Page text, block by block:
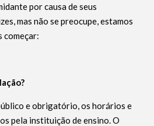
por causa de seus
mas não se preocupe, estamos
começar:
e obrigatório, os horários e
pela instituição de ensino. O